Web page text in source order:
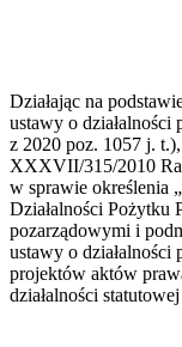
Działając na
ustawy o
z 2020 poz. 1057 j.
XXXVII/315/2010
w sprawie określenia
Działalności Pożytku
pozarządowymi i
ustawy o
projektów aktów
działalności